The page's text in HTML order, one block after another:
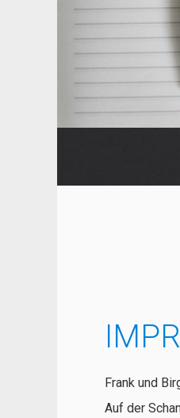
Frank und
Auf der